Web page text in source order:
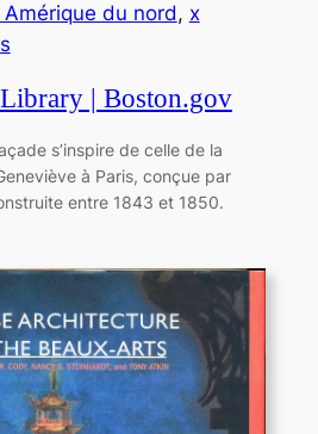
Amérique du nord, x
| Boston.gov
s’inspire de celle de la
à Paris, conçue par
entre 1843 et 1850.